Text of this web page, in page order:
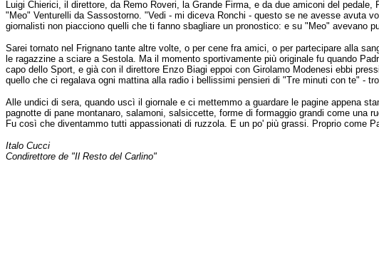
Luigi Chierici, il direttore, da Remo Roveri, la Grande Firma, e da due amiconi del
"Meo" Venturelli da Sassostorno. "Vedi - mi diceva Ronchi - questo se ne avesse avuta
giornalisti non piacciono quelli che ti fanno sbagliare un pronostico: e su "Meo" avevano
Sarei tornato nel Frignano tante altre volte, o per cene fra amici, o per partecipare alla
le ragazzine a sciare a Sestola. Ma il momento sportivamente più originale fu quando
capo dello Sport, e già con il direttore Enzo Biagi eppoi con Girolamo Modenesi ebbi
quello che ci regalava ogni mattina alla radio i bellissimi pensieri di "Tre minuti con te" -
Alle undici di sera, quando uscì il giornale e ci mettemmo a guardare le pagine appena
pagnotte di pane montanaro, salamoni, salsiccette, forme di formaggio grandi come una
Fu così che diventammo tutti appassionati di ruzzola. E un po' più grassi. Proprio come
Italo Cucci
Condirettore de "Il Resto del Carlino"